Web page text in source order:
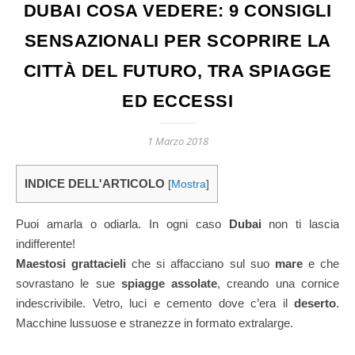
DUBAI COSA VEDERE: 9 CONSIGLI
SENSAZIONALI PER SCOPRIRE LA
CITTÀ DEL FUTURO, TRA SPIAGGE
ED ECCESSI
1 Marzo 2018
INDICE DELL'ARTICOLO [Mostra]
Puoi amarla o odiarla. In ogni caso Dubai non ti lascia
indifferente!
Maestosi grattacieli che si affacciano sul suo maree che
sovrastano le sue spiagge assolate, creando una cornice
indescrivibile. Vetro, luci e cemento dove c’era il deserto.
Macchine lussuose e stranezze in formato extralarge.